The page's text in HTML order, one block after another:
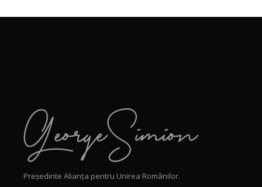
Președinte Alianța pentru Unirea Românilor.